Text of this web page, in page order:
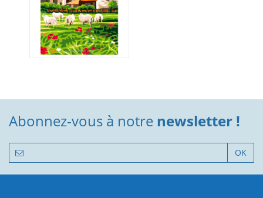
Abonnez-vous à notre newsletter !
OK